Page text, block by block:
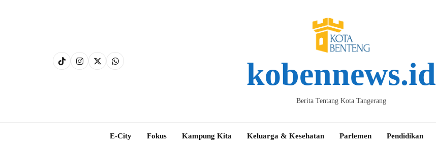
kobennews.id
Berita Tentang Kota Tangerang
E-City Fokus Kampung Kita Keluarga & Kesehatan Parlemen Pendidikan